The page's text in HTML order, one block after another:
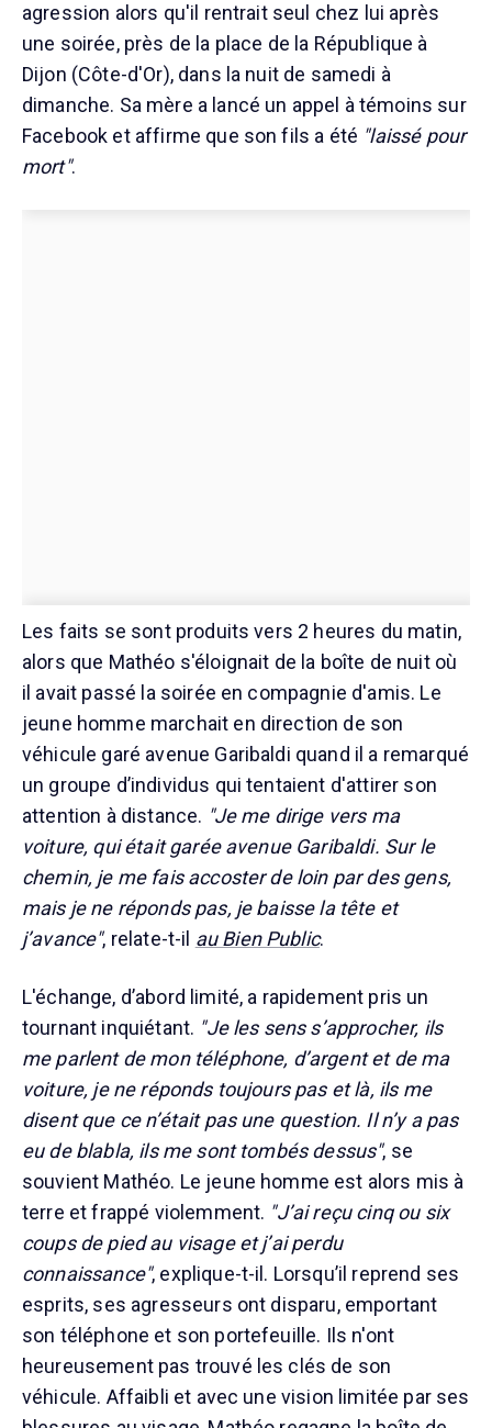
agression alors qu'il rentrait seul chez lui après
une soirée, près de la place de la République à
Dijon (Côte-d'Or), dans la nuit de samedi à
dimanche. Sa mère a lancé un appel à témoins sur
Facebook et affirme que son fils a été "laissé pour
mort".
Les faits se sont produits vers 2 heures du matin,
alors que Mathéo s'éloignait de la boîte de nuit où
il avait passé la soirée en compagnie d'amis. Le
jeune homme marchait en direction de son
véhicule garé avenue Garibaldi quand il a remarqué
un groupe d’individus qui tentaient d'attirer son
attention à distance. "Je me dirige vers ma
voiture, qui était garée avenue Garibaldi. Sur le
chemin, je me fais accoster de loin par des gens,
mais je ne réponds pas, je baisse la tête et
j’avance", relate-t-il au Bien Public.
L'échange, d’abord limité, a rapidement pris un
tournant inquiétant. "Je les sens s’approcher, ils
me parlent de mon téléphone, d’argent et de ma
voiture, je ne réponds toujours pas et là, ils me
disent que ce n’était pas une question. Il n’y a pas
eu de blabla, ils me sont tombés dessus", se
souvient Mathéo. Le jeune homme est alors mis à
terre et frappé violemment. "J’ai reçu cinq ou six
coups de pied au visage et j’ai perdu
connaissance", explique-t-il. Lorsqu’il reprend ses
esprits, ses agresseurs ont disparu, emportant
son téléphone et son portefeuille. Ils n'ont
heureusement pas trouvé les clés de son
véhicule. Affaibli et avec une vision limitée par ses